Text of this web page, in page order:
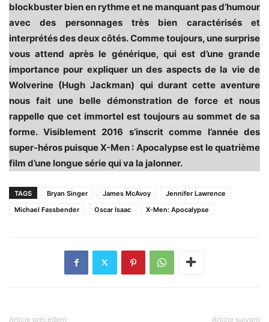
blockbuster bien en rythme et ne manquant pas d’humour
avec des personnages très bien caractérisés et
interprétés des deux côtés. Comme toujours, une surprise
vous attend après le générique, qui est d’une grande
importance pour expliquer un des aspects de la vie de
Wolverine (Hugh Jackman) qui durant cette aventure
nous fait une belle démonstration de force et nous
rappelle que cet immortel est toujours au sommet de sa
forme. Visiblement 2016 s’inscrit comme l’année des
super-héros puisque X-Men : Apocalypse est le quatrième
film d’une longue série qui va la jalonner.
TAGS Bryan Singer James McAvoy
Jennifer Lawrence
Michael Fassbender
Oscar Isaac X-Men: Apocalypse
Article précédent Article suivant